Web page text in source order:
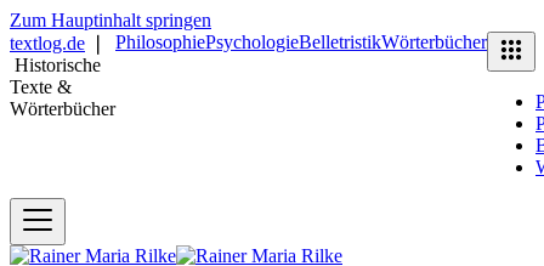
Zum Hauptinhalt springen
textlog.de
Historische
Texte &
Wörterbücher
PhilosophiePsychologieBelletristikWörterbücher